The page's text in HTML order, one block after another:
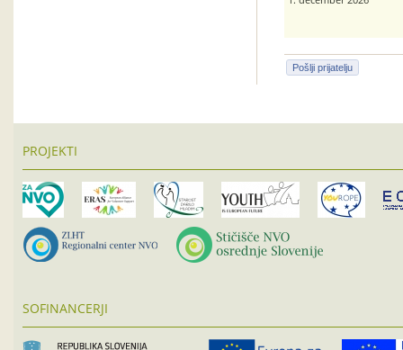
Pošlji prijatelju
PROJEKTI
SOFINANCERJI